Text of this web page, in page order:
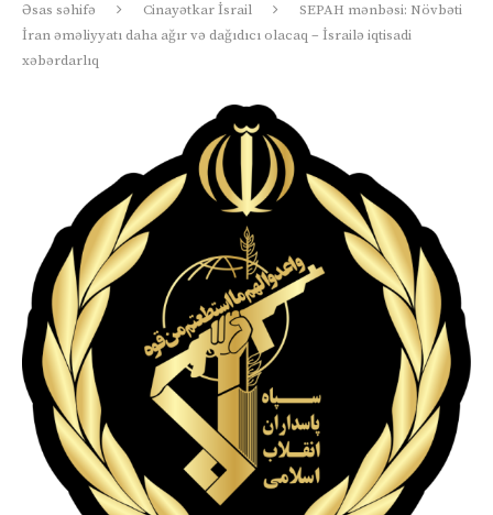
Əsas səhifə Cinayətkar İsrail
SEPAH mənbəsi: Növbəti
İran əməliyyatı daha ağır və dağıdıcı olacaq – İsrailə iqtisadi
xəbərdarlıq